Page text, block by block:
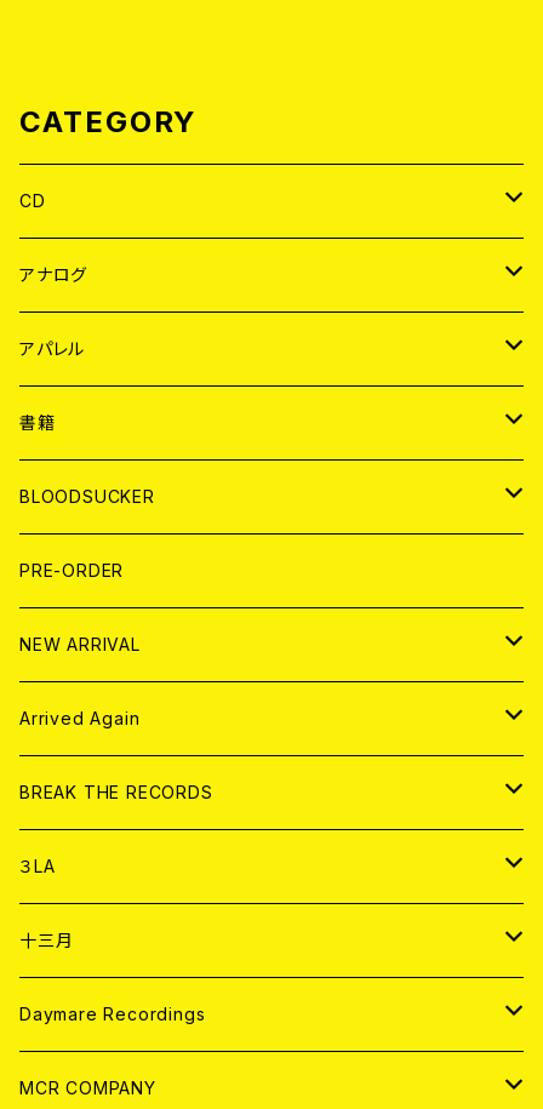
CATEGORY
CD
JAPAN
WORLD
アナログ
JAPAN
７EP
LP
WORLD
7EP
LP
アパレル
JAPAN
T-shirt
HOOD
WORLD
T-shirt
HOOD
書籍
MAGAZINE
BOLLOCKS
EL ZINE
写真集 (PHOTOBOOK)
BLOODSUCKER
CD
アナログ
アパレル
書籍
DIGITAL CONTENTS
PRE-ORDER
NEW ARRIVAL
CD
アナログ
Arrived Again
CD
アナログ
BREAK THE RECORDS
CD
ANALOG
アパレル
３LA
CD
ANALOG
十三月
CD
ANALOG
Daymare Recordings
CD
MCR COMPANY